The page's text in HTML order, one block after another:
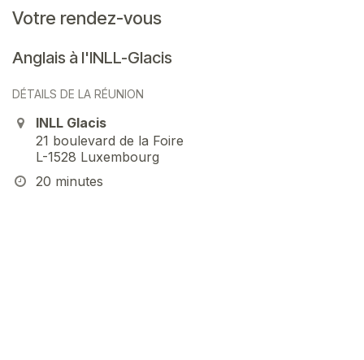
Votre rendez-vous
Anglais à l'INLL-Glacis
DÉTAILS DE LA RÉUNION
INLL Glacis
21 boulevard de la Foire
L-1528 Luxembourg
20 minutes